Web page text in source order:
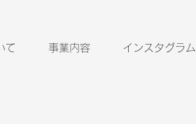
て 事業内容 インスタグラム